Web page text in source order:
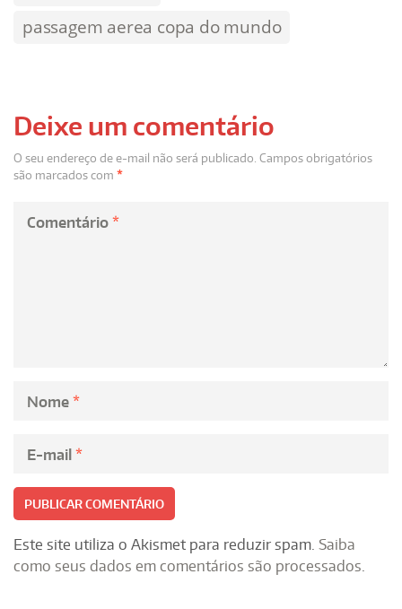
passagem aerea copa do mundo
Deixe um comentário
O seu endereço de e-mail não será publicado. Campos obrigatórios
são marcados com *
Comentário *
Nome *
E-mail *
Este site utiliza o Akismet para reduzir spam. Saiba
como seus dados em comentários são processados